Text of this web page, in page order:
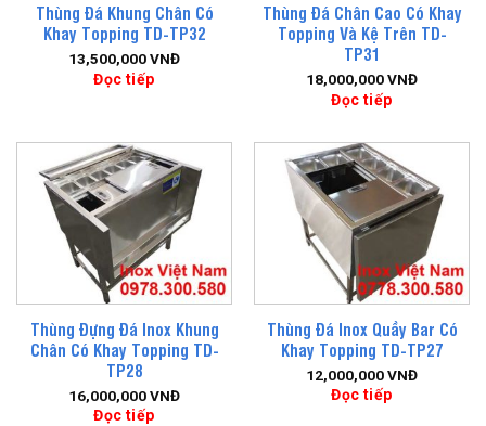
Thùng Đá Khung Chân Có
Khay Topping TD-TP32
13,500,000VNĐ
Đọc tiếp
Thùng Đá Chân Cao Có Khay
Topping Và Kệ Trên TD-
TP31
18,000,000VNĐ
Đọc tiếp
Thùng Đựng Đá Inox Khung
Chân Có Khay Topping TD-
TP28
16,000,000VNĐ
Đọc tiếp
Thùng Đá Inox Quầy Bar Có
Khay Topping TD-TP27
12,000,000VNĐ
Đọc tiếp